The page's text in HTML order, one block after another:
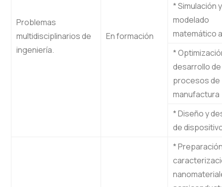
Problemas
multidisciplinarios de
ingeniería.
En formación
* Simulación y
modelado
matemático
*
desarrollo de
procesos de
manufactura
* Diseño y
de
*